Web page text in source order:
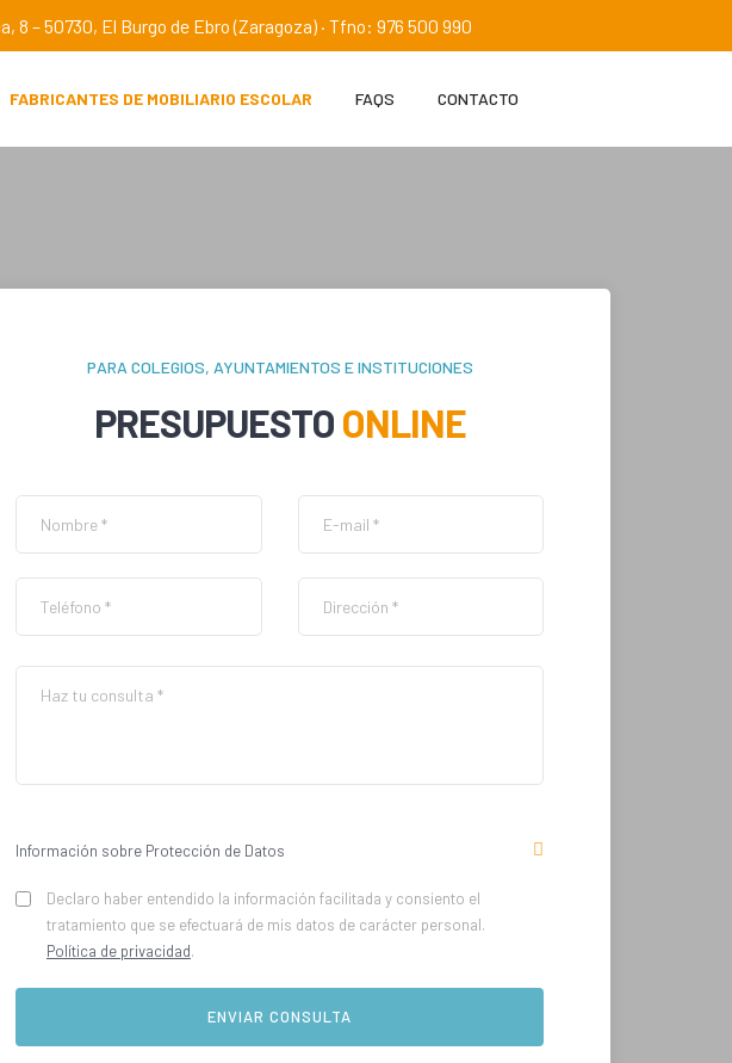
8 – 50730, El Burgo de Ebro (Zaragoza) · Tfno: 976 500 990
FABRICANTES DE MOBILIARIO ESCOLAR FAQS CONTACTO
PARA COLEGIOS, AYUNTAMIENTOS E INSTITUCIONES
PRESUPUESTO ONLINE
Información sobre Protección de Datos
Declaro haber entendido la información facilitada y consiento el
tratamiento que se efectuará de mis datos de carácter personal.
Política de privacidad.